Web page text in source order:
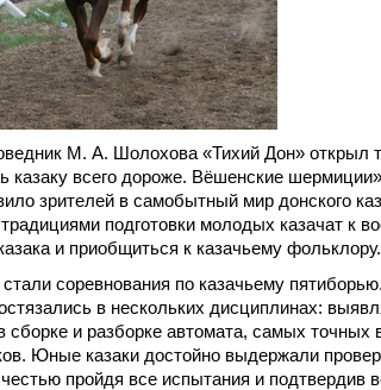
М. А. Шолохова «Тихий Дон» открыл
казаку всего дороже. Вёшенские
зрителей в самобытный мир донского
подготовки молодых казачат к
и приобщиться к казачьему фольклору.
соревнования по казачьему
в нескольких дисциплинах:
и разборке автомата, самых точных
Юные казаки достойно выдержали
пройдя все испытания и подтвердив